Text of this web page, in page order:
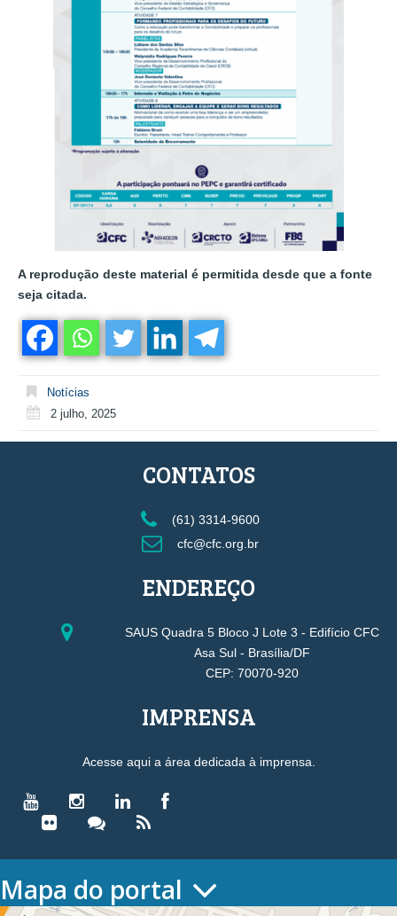
A reprodução deste material é permitida desde que a fonte
seja citada.
Notícias
2 julho, 2025
CONTATOS
(61) 3314-9600
cfc@cfc.org.br
ENDEREÇO
SAUS Quadra 5 Bloco J Lote 3 - Edifício CFC
Asa Sul - Brasília/DF
CEP: 70070-920
IMPRENSA
Acesse aqui a área dedicada à imprensa.
Mapa do portal